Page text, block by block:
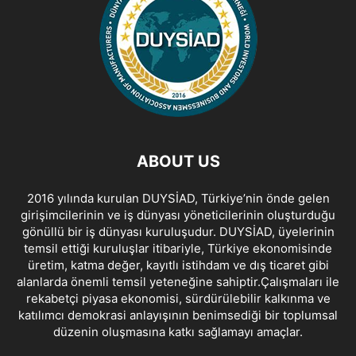
ABOUT US
2016 yılında kurulan DUYSİAD, Türkiye’nin önde gelen
girişimcilerinin ve iş dünyası yöneticilerinin oluşturduğu
gönüllü bir iş dünyası kuruluşudur. DUYSİAD, üyelerinin
temsil ettiği kuruluşlar itibariyle, Türkiye ekonomisinde
üretim, katma değer, kayıtlı istihdam ve dış ticaret gibi
alanlarda önemli temsil yeteneğine sahiptir.Çalışmaları ile
rekabetçi piyasa ekonomisi, sürdürülebilir kalkınma ve
katılımcı demokrasi anlayışının benimsediği bir toplumsal
düzenin oluşmasına katkı sağlamayı amaçlar.